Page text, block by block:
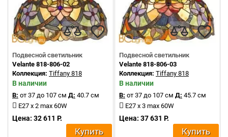
Подвесной светильник
Velante 818-806-02
Коллекция: Tiffany 818
В наличии
В: от 37 до 107 см Д: 40.7 см
E27 x 2 max 60W
Цена: 32 611 Р.
Купить
Подвесной светильник
Velante 818-806-03
Коллекция: Tiffany 818
В наличии
В: от 37 до 107 см Д: 45.7 см
E27 x 3 max 60W
Цена: 37 631 Р.
Купить